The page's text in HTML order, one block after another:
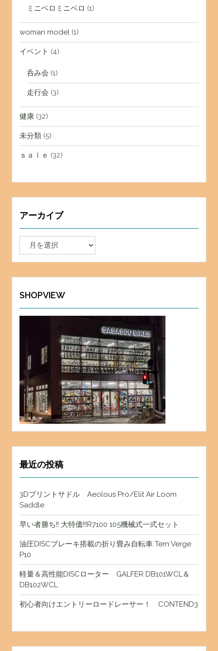
ミニベロミニベロ (1)
woman model(1)
イベント (4)
呑み会 (1)
走行会 (3)
健康(32)
未分類(5)
ｓａｌｅ (32)
アーカイブ
カ
SHOPVIEW
最近の投稿
3Dプリントサドル Aeolous Pro/Elit Air Loom
Saddle
早い者勝ち!! 大特価!!!R7100 105機械式一式セット
油圧DISCブレーキ搭載の折り畳み自転車 Tern Verge
P10
軽量＆高性能DISCローター GALFER DB101WCL＆
DB102WCL
初心者向けエントリーロードレーサー！ CONTEND3